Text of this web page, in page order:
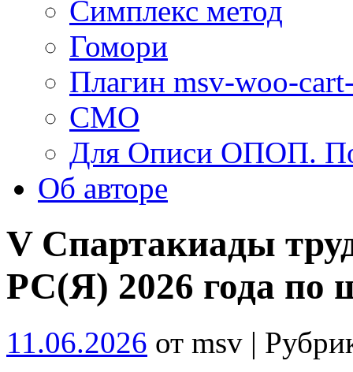
Симплекс метод
Гомори
Плагин msv-woo-
СМО
Для Описи ОПОП.
Об авторe
V Спартакиады
РС(Я) 2026 года по
11.06.2026 от msv |